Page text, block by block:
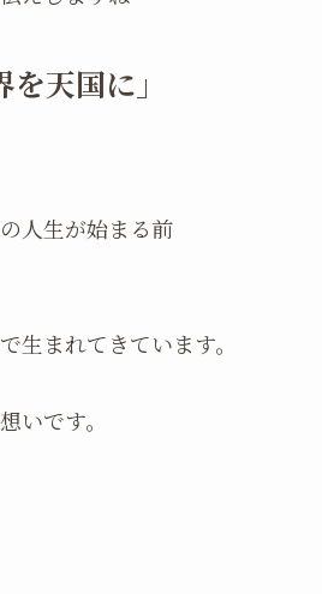
を天国に」
人生が始まる前
生まれてきています。
いです。